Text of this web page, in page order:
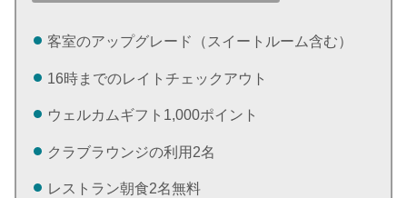
客室のアップグレード（スイートルーム含む）
16時までのレイトチェックアウト
ウェルカムギフト1,000ポイント
クラブラウンジの利用2名
レストラン朝食2名無料